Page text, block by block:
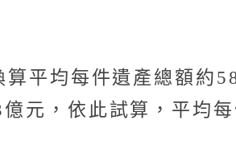
平均每件遺產總額約
元，依此試算，平均